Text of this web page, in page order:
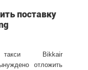
поставку
Bikkair
отложить